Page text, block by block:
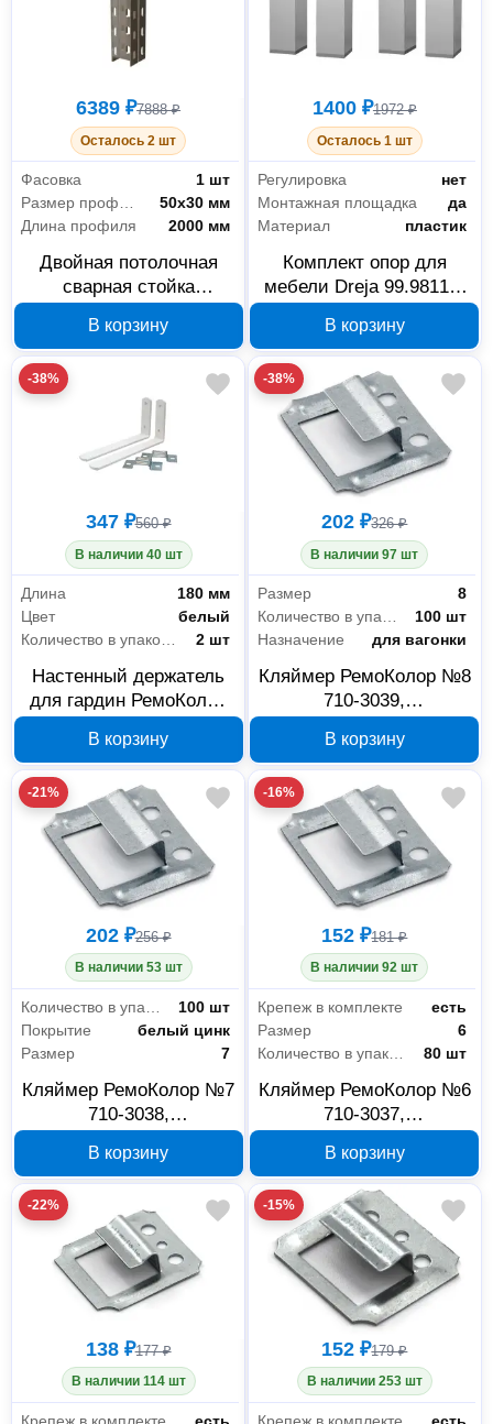
6389 ₽7888 ₽
Осталось 2 шт
Фасовка
1 шт
Размер профиля
50х30 мм
Длина профиля
2000 мм
Двойная потолочная
сварная стойка
мм 2,5 мм 518539
В корзину
1400 ₽1972 ₽
Осталось 1 шт
Регулировка
нет
Монтажная площадка
да
Материал
пластик
Комплект опор для
мебели Dreja 99.9811 4
В корзину
-38%
347 ₽560 ₽
В наличии 40 шт
Длина
180 мм
Цвет
белый
2 шт
Настенный держатель
для гардин РемоКолор
В корзину
-38%
202 ₽326 ₽
В наличии 97 шт
Размер
8
100 шт
Назначение
для вагонки
Кляймер РемоКолор №8
710-3039,
гвоздей, 100 шт
В корзину
-21%
202 ₽256 ₽
В наличии 53 шт
100 шт
Покрытие
белый цинк
Размер
7
Кляймер РемоКолор №7
710-3038,
гвоздей, 100 шт
В корзину
-16%
152 ₽181 ₽
В наличии 92 шт
Крепеж в комплекте
есть
Размер
6
Количество в упаковке
80 шт
Кляймер РемоКолор №6
710-3037,
гвоздями, 80 шт
В корзину
-22%
138 ₽177 ₽
В наличии 114 шт
Крепеж в комплекте есть
-15%
152 ₽179 ₽
В наличии 253 шт
Крепеж в комплекте есть